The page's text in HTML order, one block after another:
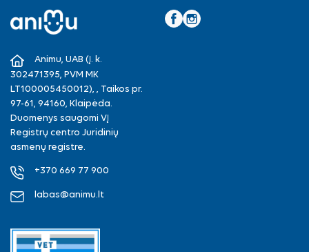
Animu, UAB (Į. k.
302471395, PVM MK
LT100005450012), , Taikos pr.
97-61, 94160, Klaipėda.
Duomenys saugomi VĮ
Registrų centro Juridinių
asmenų registre.
+370 669 77 900
labas@animu.lt